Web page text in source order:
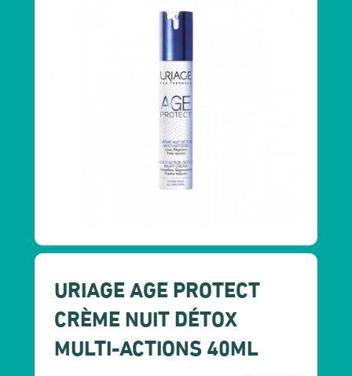
URIAGE AGE PROTECT
CRÈME NUIT DÉTOX
MULTI-ACTIONS 40ML